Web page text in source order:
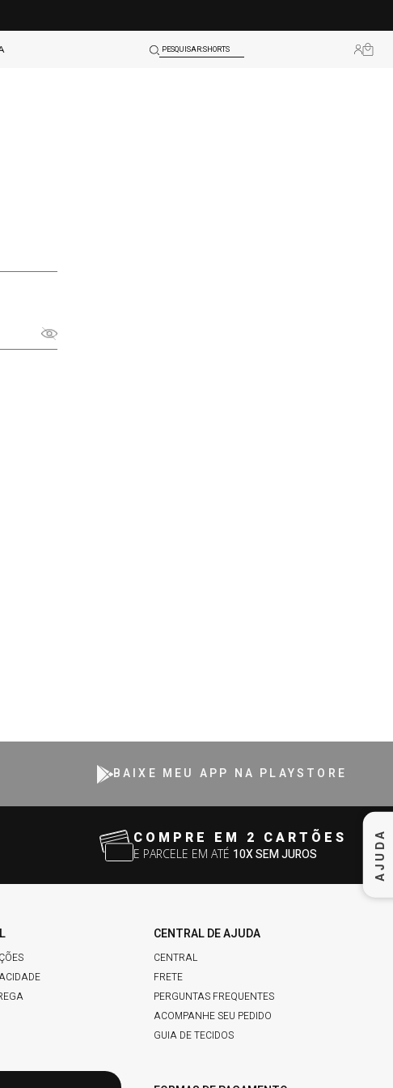
PESQUISAR:SHORTS
BAIXE MEU APP NA PLAYSTORE
COMPRE EM 2 CARTÕES
E PARCELE EM ATÉ 10X SEM JUROS
CENTRAL DE AJUDA
CENTRAL
FRETE
PERGUNTAS FREQUENTES
ACOMPANHE SEU PEDIDO
GUIA DE TECIDOS
AJUDA